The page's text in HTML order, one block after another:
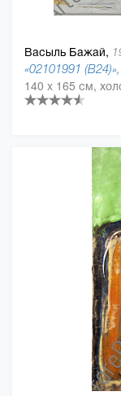
Васыль Бажай,
«02101991
140 x 165 см,